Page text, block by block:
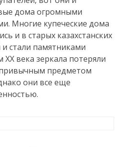
дома огромными
Многие купеческие дома
и в старых казахстанских
стали памятниками
века зеркала потеряли
предметом
они все еще